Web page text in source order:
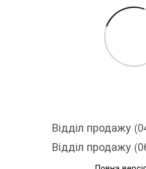
Відділ продажу
Відділ продажу